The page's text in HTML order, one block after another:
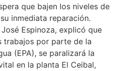
que bajen los niveles de
inmediata reparación.
Espinoza, explicó que
trabajos por parte de la
(EPA), se paralizará la
en la planta El Ceibal,